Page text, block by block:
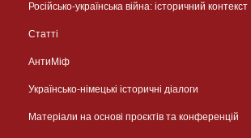
Російсько-українська війна: історичний контекст
Статті
АнтиМіф
Українсько-німецькі історичні діалоги
Матеріали на основі проєктів та конференцій